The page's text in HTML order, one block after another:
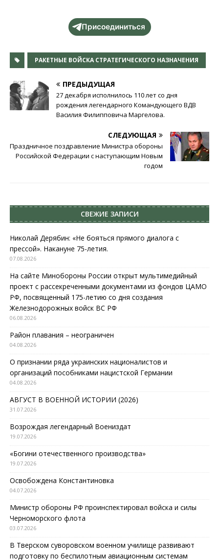
Присоединиться
РАКЕТНЫЕ ВОЙСКА СТРАТЕГИЧЕСКОГО НАЗНАЧЕНИЯ
ПРЕДЫДУЩАЯ
27 декабря исполнилось 110 лет со дня
рождения легендарного Командующего ВДВ
Василия Филипповича Маргелова.
СЛЕДУЮЩАЯ
Праздничное поздравление Министра обороны
Российской Федерации с наступающим Новым
годом
СВЕЖИЕ ЗАПИСИ
Николай Дерябин: «Не бояться прямого диалога с
прессой». Накануне 75-летия.
07.08.2026
На сайте Минобороны России открыт мультимедийный
проект с рассекреченными документами из фондов ЦАМО
РФ, посвященный 175-летию со дня создания
Железнодорожных войск ВС РФ
06.08.2026
Район плавания – неограничен
04.08.2026
О признании ряда украинских националистов и
организаций пособниками нацистской Германии
04.08.2026
АВГУСТ В ВОЕННОЙ ИСТОРИИ (2026)
31.07.2026
Возрождая легендарный Воениздат
19.07.2026
«Богини отечественного производства»
19.07.2026
Освобождена Константиновка
04.07.2026
Министр обороны РФ проинспектировал войска и силы
Черноморского флота
03.07.2026
В Тверском суворовском военном училище развивают
подготовку по беспилотным авиационным системам